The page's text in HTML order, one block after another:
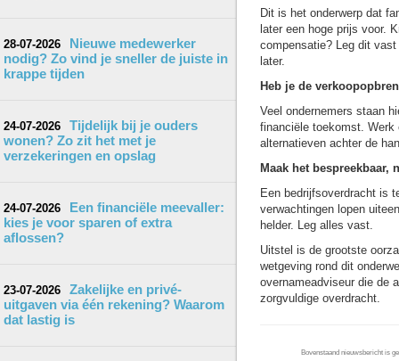
28-07-2026
Nieuwe medewerker
nodig? Zo vind je sneller de juiste in
krappe tijden
24-07-2026
Tijdelijk bij je ouders
wonen? Zo zit het met je
verzekeringen en opslag
24-07-2026
Een financiële meevaller:
kies je voor sparen of extra
aflossen?
23-07-2026
Zakelijke en privé-
uitgaven via één rekening? Waarom
dat lastig is
Dit is het onderwerp dat
later een hoge prijs voor.
compensatie? Leg dit
later.
Heb je de
Veel ondernemers staan
financiële toekomst. Werk
alternatieven achter de
Maak het bespreekbaar,
Een bedrijfsoverdracht is
verwachtingen lopen
helder. Leg alles vast.
Uitstel is de grootste
wetgeving rond dit
overnameadviseur die de
zorgvuldige overdracht.
Bovenstaand nieuwsbericht is